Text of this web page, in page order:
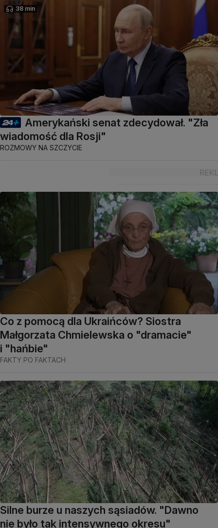
38 min
Amerykański senat zdecydował. "Zła
wiadomość dla Rosji"
ROZMOWY NA SZCZYCIE
Co z pomocą dla Ukraińców? Siostra
Małgorzata Chmielewska o "dramacie"
i "hańbie"
FAKTY PO FAKTACH
Silne burze u naszych sąsiadów. "Dawno
nie było tak intensywnego okresu"